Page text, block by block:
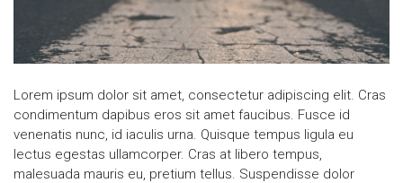
Lorem ipsum dolor sit amet, consectetur adipiscing elit. Cras
condimentum dapibus eros sit amet faucibus. Fusce id
venenatis nunc, id iaculis urna. Quisque tempus ligula eu
lectus egestas ullamcorper. Cras at libero tempus,
malesuada mauris eu, pretium tellus. Suspendisse dolor